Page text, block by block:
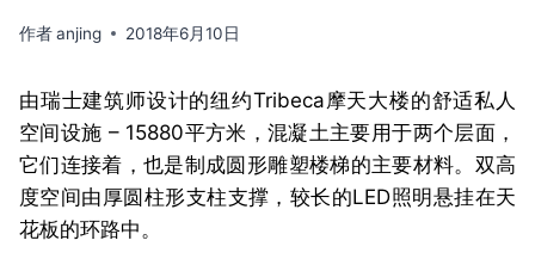
作者anjing 2018年6月10日
由瑞士建筑师设计的纽约Tribeca摩天大楼的舒适私人
空间设施 – 15880平方米，混凝土主要用于两个层面，
它们连接着，也是制成圆形雕塑楼梯的主要材料。双高
度空间由厚圆柱形支柱支撑，较长的LED照明悬挂在天
花板的环路中。